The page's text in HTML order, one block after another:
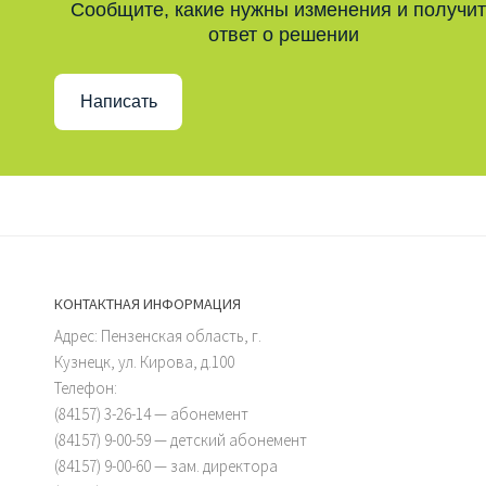
Сообщите, какие нужны изменения и
ответ о решении
Написать
КОНТАКТНАЯ ИНФОРМАЦИЯ
Адрес: Пензенская область, г.
Кузнецк, ул. Кирова, д.100
Телефон:
(84157) 3-26-14 — абонемент
(84157) 9-00-59 — детский абонемент
(84157) 9-00-60 — зам. директора